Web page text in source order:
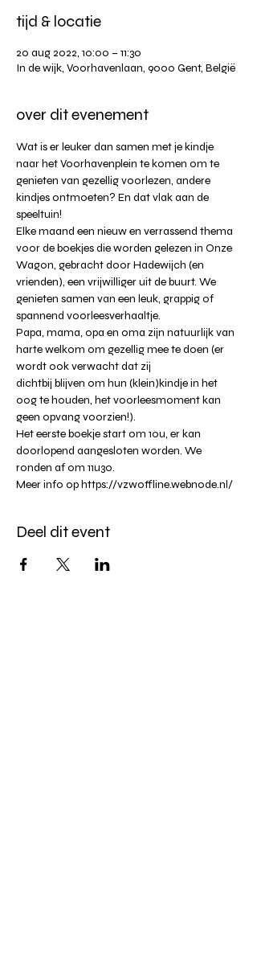
tijd & locatie
20 aug 2022, 10:00 – 11:30
In de wijk, Voorhavenlaan, 9000 Gent, België
over dit evenement
Wat is er leuker dan samen met je kindje
naar het Voorhavenplein te komen om te
genieten van gezellig voorlezen, andere
kindjes ontmoeten? En dat vlak aan de
speeltuin!
Elke maand een nieuw en verrassend thema
voor de boekjes die worden gelezen in Onze
Wagon, gebracht door Hadewijch (en
vrienden), een vrijwilliger uit de buurt. We
genieten samen van een leuk, grappig of
spannend voorleesverhaaltje.
Papa, mama, opa en oma zijn natuurlijk van
harte welkom om gezellig mee te doen (er
wordt ook verwacht dat zij
dichtbij blijven om hun (klein)kindje in het
oog te houden, het voorleesmoment kan
geen opvang voorzien!).
Het eerste boekje start om 10u, er kan
doorlopend aangesloten worden. We
ronden af om 11u30.
Meer info op https://vzwoffline.webnode.nl/
Deel dit event